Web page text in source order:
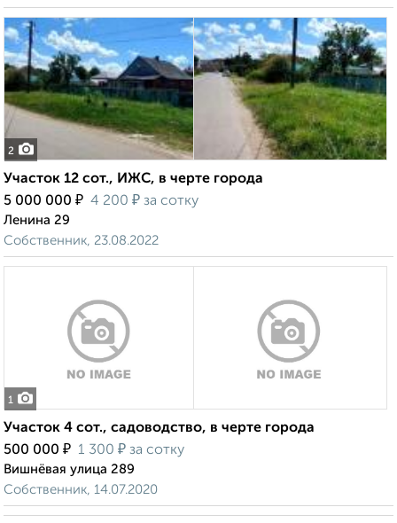
2
Участок 12 сот., ИЖС, в черте города
5 000 000 ₽ 4 200 ₽ за сотку
Ленина 29
Собственник, 23.08.2022
1
Участок 4 сот., садоводство, в черте города
500 000 ₽ 1 300 ₽ за сотку
Вишнёвая улица 289
Собственник, 14.07.2020